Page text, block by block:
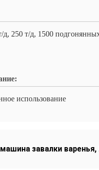
д, 250 т/д, 1500
использование
машина завалки варенья,